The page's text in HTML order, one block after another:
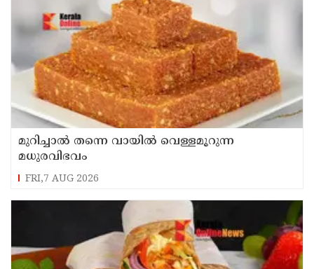
മുറിച്ചാൽ തന്നെ വായിൽ വെള്ളമൂറുന്ന
മധുരവിഭവം
FRI,7 AUG 2026